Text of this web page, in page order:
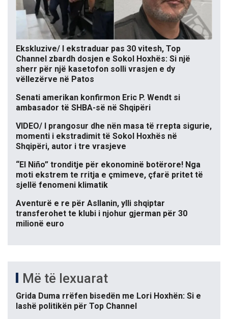
Ekskluzive/ I ekstraduar pas 30 vitesh, Top
Channel zbardh dosjen e Sokol Hoxhës: Si një
sherr për një kasetofon solli vrasjen e dy
vëllezërve në Patos
Senati amerikan konfirmon Eric P. Wendt si
ambasador të SHBA-së në Shqipëri
VIDEO/ I prangosur dhe nën masa të rrepta sigurie,
momenti i ekstradimit të Sokol Hoxhës në
Shqipëri, autor i tre vrasjeve
“El Niño” tronditje për ekonominë botërore! Nga
moti ekstrem te rritja e çmimeve, çfarë pritet të
sjellë fenomeni klimatik
Aventurë e re për Asllanin, ylli shqiptar
transferohet te klubi i njohur gjerman për 30
milionë euro
Më të lexuarat
Grida Duma rrëfen bisedën me Lori Hoxhën: Si e
lashë politikën për Top Channel